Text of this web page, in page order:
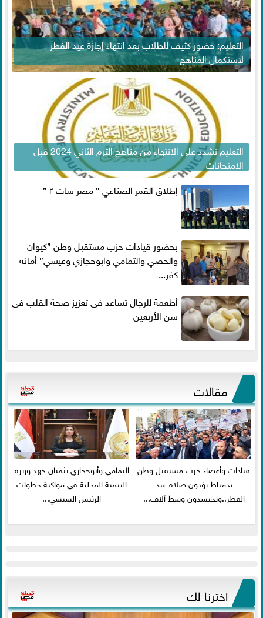
التعليم: حضور كثيف للطلاب بعد انتهاء إجازة عيد الفطر
لاستكمال المناهج
التعليم تشدد على الانتهاء من مناهج الترم الثاني 2024 قبل
الامتحانات
إطلاق القمر الصناعي ” مصر سات ٢ ”
بحضور قيادات حزب مستقبل وطن ”كيوان
والحصي والتمامي وابوحجازي وعيسي” أمانه
كفر...
أطعمة للرجال تساعد فى تعزيز صحة القلب فى
سن الأربعين
مقالات
قيادات وأعضاء حزب مستقبل وطن
بدمياط يؤدون صلاة عيد
الفطر..ويحتشدون وسط آلاف...
التمامي وأبوحجازي يثمنان جهد وزيرة
التنمية المحلية في مواكبة خطوات
الرئيس السيسي...
اخترنا لك